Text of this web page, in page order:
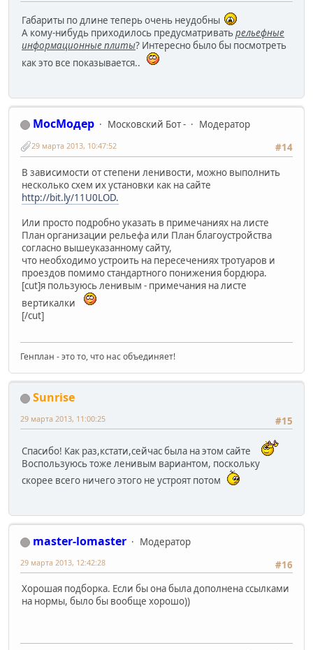
Габариты по длине теперь очень неудобны
А кому-нибудь приходилось предусматриватьрельефные
информационные плиты? Интересно было бы посмотреть
как это все показывается..
МосМодер Московский Бот -
Модератор
#14
29 марта 2013, 10:47:52
В зависимости от степени ленивости, можно выполнить
несколько схем их установки как на сайте
http://bit.ly/11U0LOD.
Или просто подробно указать в примечаниях на листе
План организации рельефа или План благоустройства
согласно вышеуказанному сайту,
что необходимо устроить на пересечениях тротуаров и
проездов помимо стандартного понижения бордюра.
[cut]я пользуюсь ленивым - примечания на листе
вертикалки
[/cut]
Генплан - это то, что нас объединяет!
Sunrise
#15
29 марта 2013, 11:00:25
Спасибо! Как раз,кстати,сейчас была на этом сайте
Воспользуюсь тоже ленивым вариантом, поскольку
скорее всего ничего этого не устроят потом
master-lomaster
Модератор
#16
29 марта 2013, 12:42:28
Хорошая подборка. Если бы она была дополнена ссылками
на нормы, было бы вообще хорошо))